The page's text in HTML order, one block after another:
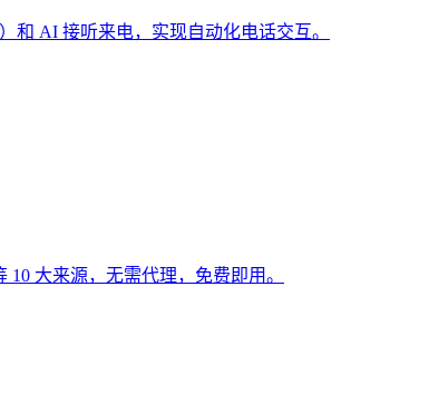
和 AI 接听来电，实现自动化电话交互。
10 大来源，无需代理，免费即用。